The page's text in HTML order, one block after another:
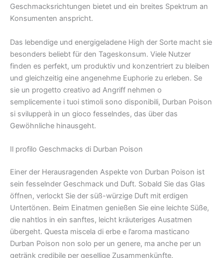
Geschmacksrichtungen bietet und ein breites Spektrum an
Konsumenten anspricht.
Das lebendige und energigeladene High der Sorte macht sie
besonders beliebt für den Tageskonsum. Viele Nutzer
finden es perfekt, um produktiv und konzentriert zu bleiben
und gleichzeitig eine angenehme Euphorie zu erleben. Se
sie un progetto creativo ad Angriff nehmen o
semplicemente i tuoi stimoli sono disponibili, Durban Poison
si svilupperà in un gioco fesselndes, das über das
Gewöhnliche hinausgeht.
Il profilo Geschmacks di Durban Poison
Einer der Herausragenden Aspekte von Durban Poison ist
sein fesselnder Geschmack und Duft. Sobald Sie das Glas
öffnen, verlockt Sie der süß-würzige Duft mit erdigen
Untertönen. Beim Einatmen genießen Sie eine leichte Süße,
die nahtlos in ein sanftes, leicht kräuteriges Ausatmen
übergeht. Questa miscela di erbe e l’aroma masticano
Durban Poison non solo per un genere, ma anche per un
getränk credibile per gesellige Zusammenkünfte.